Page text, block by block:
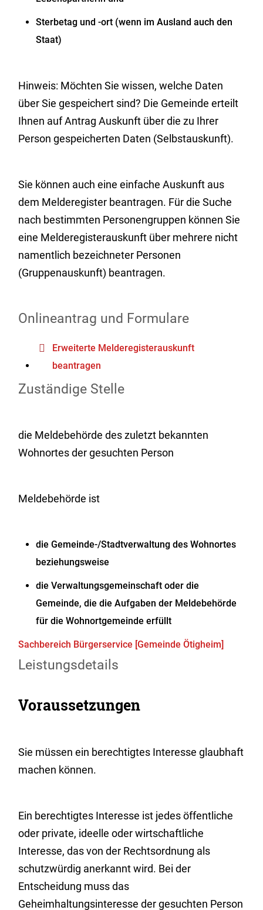
Sterbetag und -ort (wenn im Ausland auch den
Staat)
Hinweis: Möchten Sie wissen, welche Daten
über Sie gespeichert sind? Die Gemeinde erteilt
Ihnen auf Antrag Auskunft über die zu Ihrer
Person gespeicherten Daten (Selbstauskunft).
Sie können auch eine einfache Auskunft aus
dem Melderegister beantragen. Für die Suche
nach bestimmten Personengruppen können Sie
eine Melderegisterauskunft über mehrere nicht
namentlich bezeichneter Personen
(Gruppenauskunft) beantragen.
Onlineantrag und Formulare
Erweiterte Melderegisterauskunft
beantragen
Zuständige Stelle
die Meldebehörde des zuletzt bekannten
Wohnortes der gesuchten Person
Meldebehörde ist
die Gemeinde-/Stadtverwaltung des Wohnortes
beziehungsweise
die Verwaltungsgemeinschaft oder die
Gemeinde, die die Aufgaben der Meldebehörde
für die Wohnortgemeinde erfüllt
Sachbereich Bürgerservice [Gemeinde Ötigheim]
Leistungsdetails
Voraussetzungen
Sie müssen ein berechtigtes Interesse glaubhaft
machen können.
Ein berechtigtes Interesse ist jedes öffentliche
oder private, ideelle oder wirtschaftliche
Interesse, das von der Rechtsordnung als
schutzwürdig anerkannt wird. Bei der
Entscheidung muss das
Geheimhaltungsinteresse der gesuchten Person